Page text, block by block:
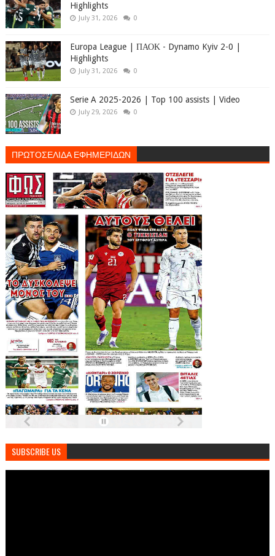
Highlights
July 31, 2026 0
Europa League | ΠΑΟΚ - Dynamo Kyiv 2-0 |
Highlights
July 31, 2026 0
Serie A 2025-2026 | Top 100 assists | Video
July 29, 2026 0
ΠΡΩΤΟΣΕΛΙΔΑ ΕΦΗΜΕΡΙΔΩΝ
SUBSCRIBE US